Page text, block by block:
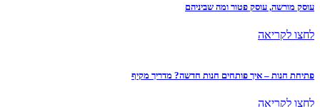
עוסק מורשה, עוסק פטור ומה שביניהם
לחצו לקריאה
פתיחת חנות – איך פותחים חנות חדשה? מדריך מקיף
לחצו לקריאה